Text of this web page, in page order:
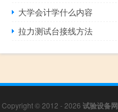
大学会计学什么内容
拉力测试台接线方法
Copyright © 2012 - 2026 试验设备网